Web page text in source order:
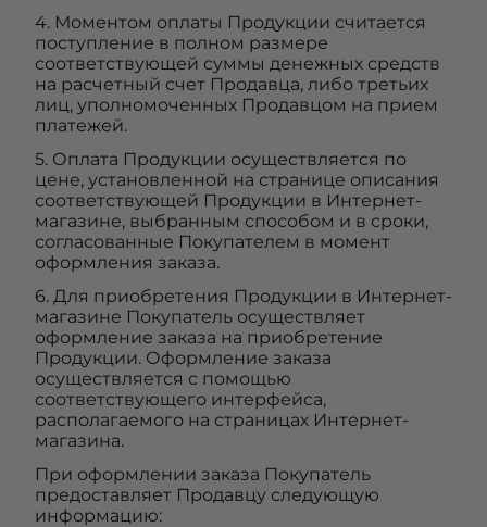
4. Моментом оплаты Продукции считается
поступление в полном размере
соответствующей суммы денежных средств
на расчетный счет Продавца, либо третьих
лиц, уполномоченных Продавцом на прием
платежей.
5. Оплата Продукции осуществляется по
цене, установленной на странице описания
соответствующей Продукции в Интернет-
магазине, выбранным способом и в сроки,
согласованные Покупателем в момент
оформления заказа.
6. Для приобретения Продукции в Интернет-
магазине Покупатель осуществляет
оформление заказа на приобретение
Продукции. Оформление заказа
осуществляется с помощью
соответствующего интерфейса,
располагаемого на страницах Интернет-
магазина.
При оформлении заказа Покупатель
предоставляет Продавцу следующую
информацию: